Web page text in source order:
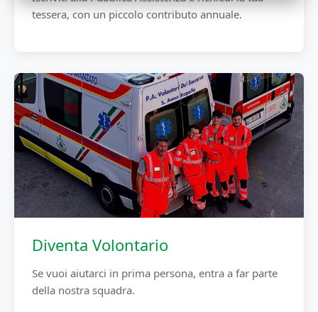
tessera, con un piccolo contributo annuale.
Diventa Volontario
Se vuoi aiutarci in prima persona, entra a far parte
della nostra squadra.